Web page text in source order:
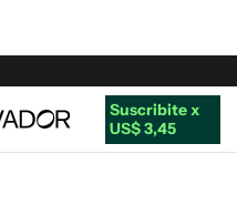
Suscribite x
US$ 3,45